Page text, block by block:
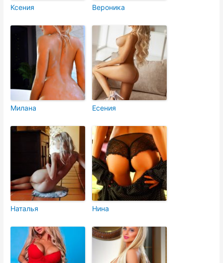
Ксения Вероника
Милана Есения
Наталья Нина